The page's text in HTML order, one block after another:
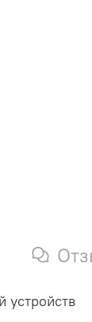
устройств